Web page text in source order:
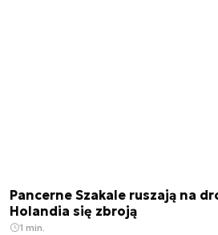
Pancerne Szakale ruszają na
Holandia się zbroją
1 min.